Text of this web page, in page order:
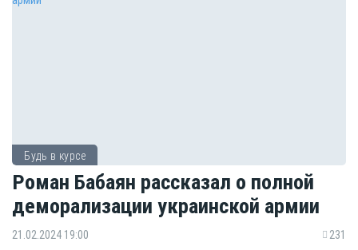
Будь в курсе
Роман Бабаян рассказал о полной
деморализации украинской армии
21.02.2024 19:00 231